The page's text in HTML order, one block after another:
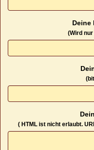
Deine
(Wird
( HTML ist nicht erlaubt.